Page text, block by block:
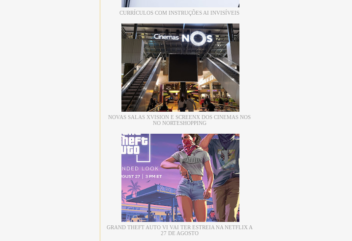
CURRÍCULOS COM INSTRUÇÕES AI INVISÍVEIS
NOVAS SALAS XVISION E SCREENX DOS CINEMAS NOS
NO NORTESHOPPING
GRAND THEFT AUTO VI VAI TER ESTREIA NA NETFLIX A
27 DE AGOSTO